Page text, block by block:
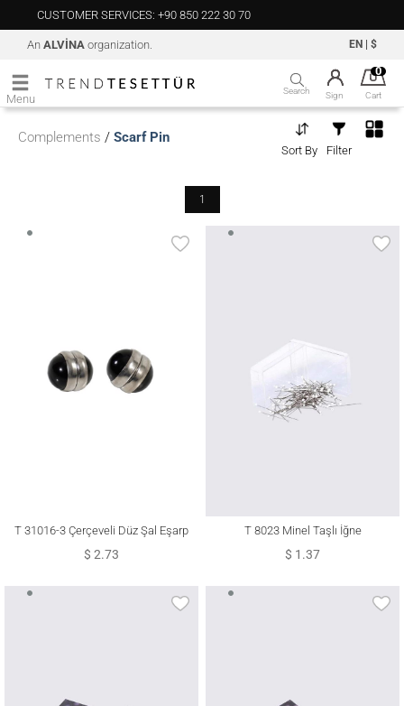
CUSTOMER SERVICES: +90 850 222 30 70
An ALVİNA organization. EN $
Menu
Search Sign
0
Cart
Complements / Scarf Pin
Filter
Sort By
1
T 31016-3 Çerçeveli Düz Şal Eşarp
Klipsi
$ 2.73
T 8023 Minel Taşlı İğne
$ 1.37